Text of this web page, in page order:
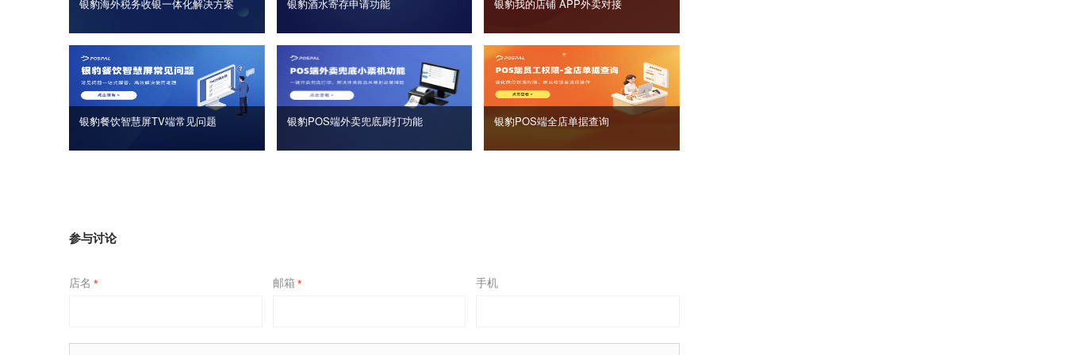
银豹海外税务收银一体化解决方案 银豹酒水寄存申请功能 银豹我的店铺 APP外卖对接
银豹餐饮智慧屏TV端常见问题 银豹POS端外卖兜底厨打功能 银豹POS端全店单据查询
参与讨论
店名 * 邮箱 * 手机